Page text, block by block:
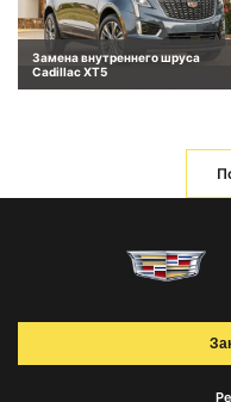
Замена внутреннего шруса
Cadillac XT5